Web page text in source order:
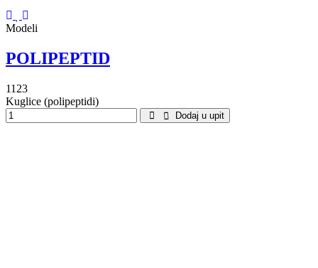
Modeli
POLIPEPTID
1123
Kuglice (polipeptidi)
Dodaj u upit